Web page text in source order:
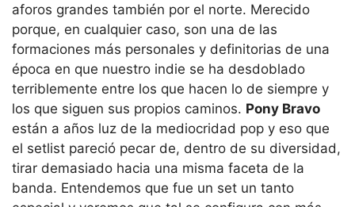
aforos grandes también por el norte. Merecido
porque, en cualquier caso, son una de las
formaciones más personales y definitorias de una
época en que nuestro indie se ha desdoblado
terriblemente entre los que hacen lo de siempre y
los que siguen sus propios caminos. Pony Bravo
están a años luz de la mediocridad pop y eso que
el setlist pareció pecar de, dentro de su diversidad,
tirar demasiado hacia una misma faceta de la
banda. Entendemos que fue un set un tanto